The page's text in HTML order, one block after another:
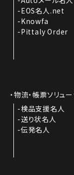
EOS名人.net
Knowfa
Pittaly Order
物流・帳票ソリュー
検品支援名人
送り状名人
伝発名人